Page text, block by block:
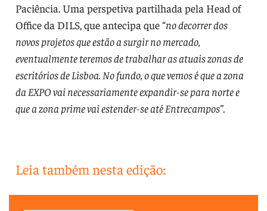
Paciência. Uma perspetiva partilhada pela Head of
Office da DILS, que antecipa que “no decorrer dos
novos projetos que estão a surgir no mercado,
eventualmente teremos de trabalhar as atuais zonas de
escritórios de Lisboa. No fundo, o que vemos é que a zona
da EXPO vai necessariamente expandir-se para norte e
que a zona prime vai estender-se até Entrecampos”.
Leia também nesta edição: